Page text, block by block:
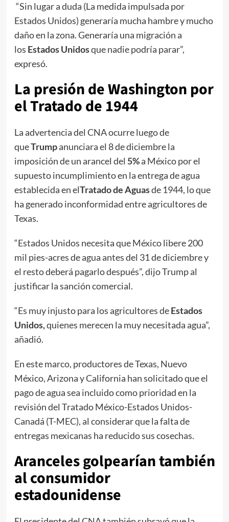
“Sin lugar a duda (La medida impulsada por
Estados Unidos) generaría mucha hambre y mucho
daño en la zona. Generaría una migración a
los Estados Unidosque nadie podría parar”,
expresó.
La presión de Washington por
el Tratado de 1944
La advertencia del CNA ocurre luego de
queTrumpanunciara el 8 de diciembre la
imposición de un arancel del 5%a México por el
supuesto incumplimiento en la entrega de agua
establecida en elTratado de Aguasde 1944, lo que
ha generado inconformidad entre agricultores de
Texas.
“Estados Unidos necesita que México libere 200
mil pies-acres de agua antes del 31 de diciembre y
el resto deberá pagarlo después”, dijo Trump al
justificar la sanción comercial.
“Es muy injusto para los agricultores deEstados
Unidos,quienes merecen la muy necesitada agua”,
añadió.
En este marco, productores de Texas, Nuevo
México, Arizona y California han solicitado que el
pago de agua sea incluido como prioridad en la
revisión del Tratado México-Estados Unidos-
Canadá (T-MEC), al considerar que la falta de
entregas mexicanas ha reducido sus cosechas.
Aranceles golpearían también
al consumidor
estadounidense